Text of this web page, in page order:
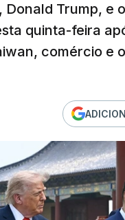
Trump, e
quinta-feira
comércio e